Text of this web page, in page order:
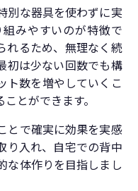
別な器具を使わずに実
みやすいのが特徴で
れるため、無理なく続
初は少ない回数でも構
ト数を増やしていくこ
とができます。
とで確実に効果を実感
り入れ、自宅での背中
な体作りを目指しまし